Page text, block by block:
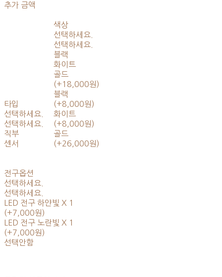
추가 금액
타입
선택하세요.
선택하세요.
직부
센서
색상
선택하세요.
선택하세요.
블랙
화이트
골드
(+18,000원)
블랙
(+8,000원)
화이트
(+8,000원)
골드
(+26,000원)
전구옵션
선택하세요.
선택하세요.
LED 전구 하얀빛 X 1
(+7,000원)
LED 전구 노란빛 X 1
(+7,000원)
선택안함